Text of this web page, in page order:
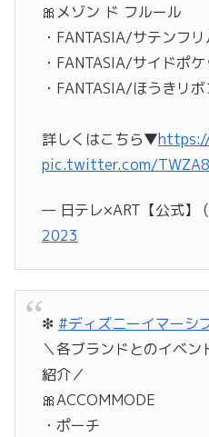
🎀メゾン ド フルール
・FANTASIA/サテンフ
・FANTASIA/サイドポ
・FANTASIA/ほうきリ
詳しくはこちら▼
pic.twitter.com/
— 日テレ×ART【公式】
2023
❇ #ディズニーイマーシ
＼各ブランドとのイベン
紹介／
🎀ACCOMMODE
・ポーチ